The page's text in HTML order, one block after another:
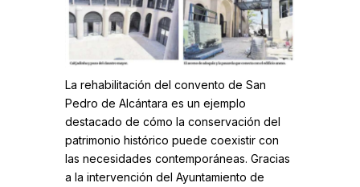
La rehabilitación del convento de San
Pedro de Alcántara es un ejemplo
destacado de cómo la conservación del
patrimonio histórico puede coexistir con
las necesidades contemporáneas. Gracias
a la intervención del Ayuntamiento de